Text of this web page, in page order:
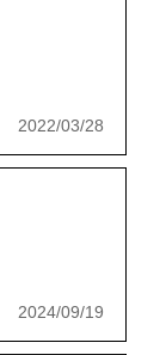
2022/03/28
2024/09/19